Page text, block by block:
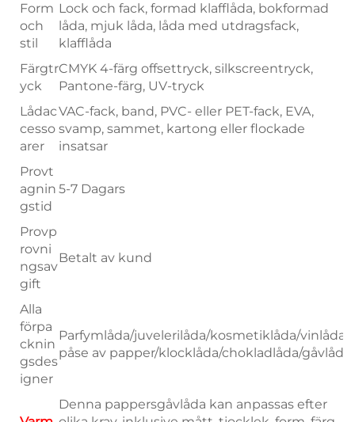
Form
och
stil
Lock och fack, formad klafflåda, bokformad
låda, mjuk låda, låda med utdragsfack,
klafflåda
Färgtr
yck
CMYK 4-färg offsettryck, silkscreentryck,
Pantone-färg, UV-tryck
Lådac
cesso
arer
VAC-fack, band, PVC- eller PET-fack, EVA,
svamp, sammet, kartong eller flockade
insatsar
Provt
agnin
gstid
5-7 Dagars
Provp
rovni
ngsav
gift
Betalt av kund
Alla
förpa
cknin
gsdes
igner
Parfymlåda/juvelerilåda/kosmetiklåda/vinlåda/
påse av papper/klocklåda/chokladlåda/gåvlåda
Denna pappersgåvlåda kan anpassas efter